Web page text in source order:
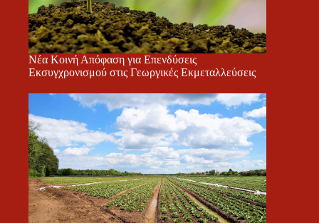
Νέα Κοινή Απόφαση για Επενδύσεις
Εκσυγχρονισμού στις Γεωργικές Εκμεταλλεύσεις